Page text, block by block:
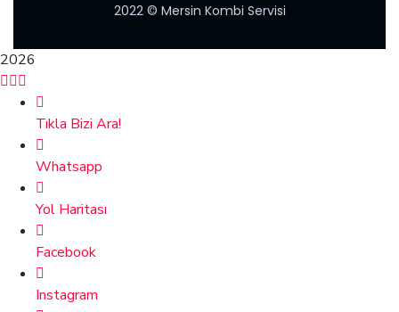
2022© Mersin Kombi Servisi
2026
Tıkla Bizi Ara!
Whatsapp
Yol Haritası
Facebook
Instagram